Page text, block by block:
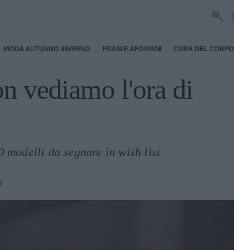
MODA AUTUNNO INVERNO FRASI E AFORISMI CURA DEL CORPO
vediamo l'ora di
modelli da segnare in wish list